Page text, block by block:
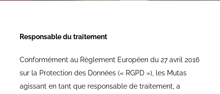
Responsable du traitement
Conformément au Règlement Européen du 27 avril 2016
sur la Protection des Données (« RGPD »), les Mutas
agissant en tant que responsable de traitement, a